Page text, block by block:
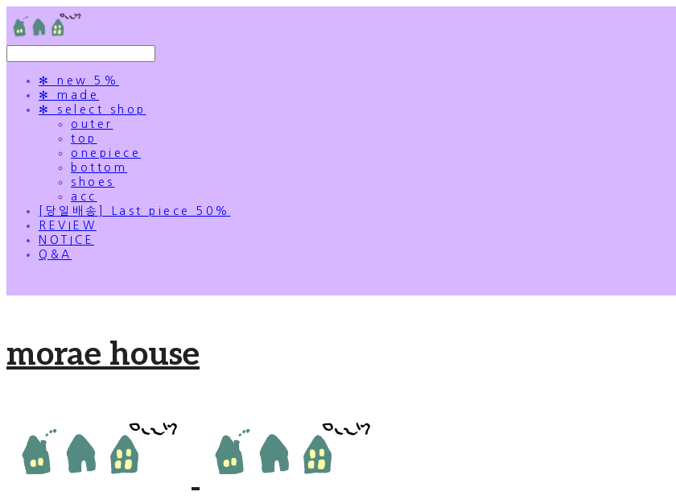
✻ new 5%
✻ made
✻ select shop
outer
top
onepiece
bottom
shoes
acc
[당일배송] Last piece 50%
REVIEW
NOTICE
Q&A
morae house